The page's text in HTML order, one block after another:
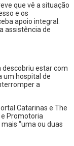
que vê a situação
e os
apoio integral.
assistência de
descobriu estar com
um hospital de
a
Catarinas e The
Promotoria
“uma ou duas